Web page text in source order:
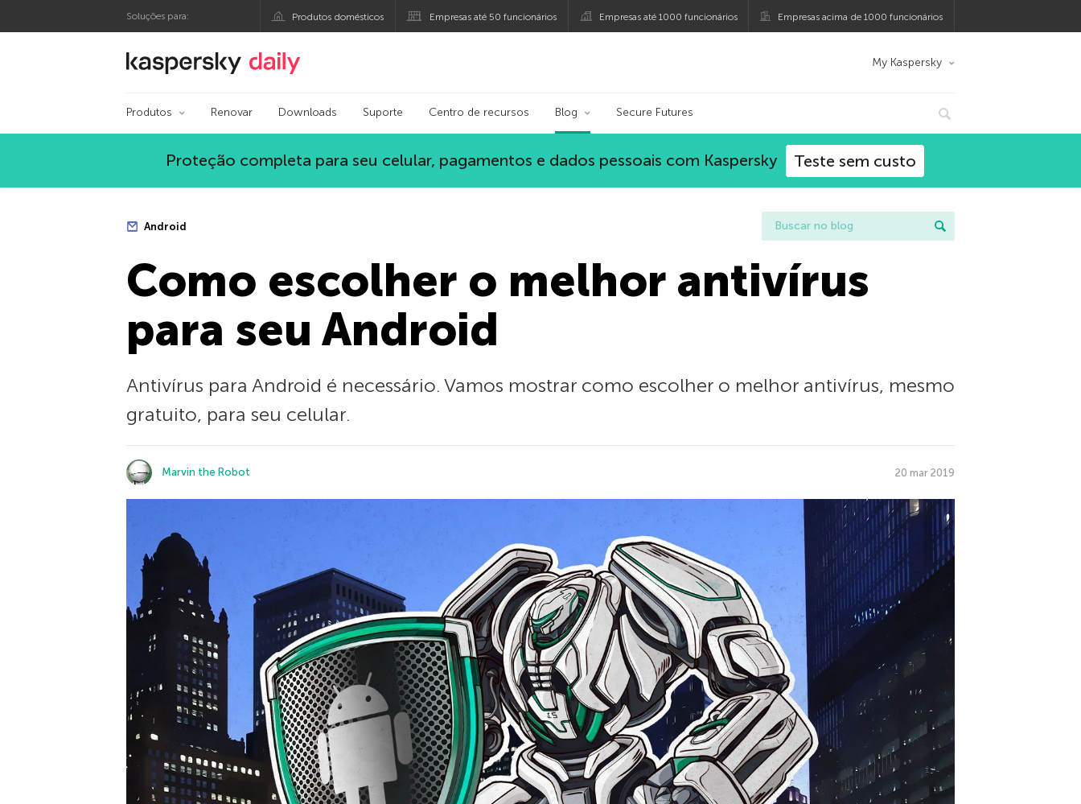
Soluções para: Produtos domésticos Empresas até 50 funcionários Empresas até 1000 funcionários Empresas acima de 1000 funcionários
Blog oficial da Kaspersky My Kaspersky
Produtos Renovar Downloads Suporte Centro de recursos Blog Secure Futures
Proteção completa para seu celular, pagamentos e dados pessoais com Kaspersky Teste sem custo
Android
Como escolher o melhor antivírus
para seu Android
Antivírus para Android é necessário. Vamos mostrar como escolher o melhor antivírus, mesmo
gratuito, para seu celular.
Marvin the Robot 20 mar 2019